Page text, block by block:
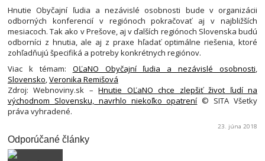
Hnutie Obyčajní ľudia a nezávislé osobnosti bude v organizácii
odborných konferencií v regiónoch pokračovať aj v najbližších
mesiacoch. Tak ako v Prešove, aj v ďalších regiónoch Slovenska budú
odborníci z hnutia, ale aj z praxe hľadať optimálne riešenia, ktoré
zohľadňujú špecifiká a potreby konkrétnych regiónov.
Viac k témam: OĽaNO Obyčajní ľudia a nezávislé osobnosti,
Slovensko,Veronika Remišová
Zdroj: Webnoviny.sk –Hnutie OĽaNO chce zlepšiť život ľudí na
východnom Slovensku, navrhlo niekoľko opatrení © SITA Všetky
práva vyhradené.
23. júna 2018
Odporúčané články